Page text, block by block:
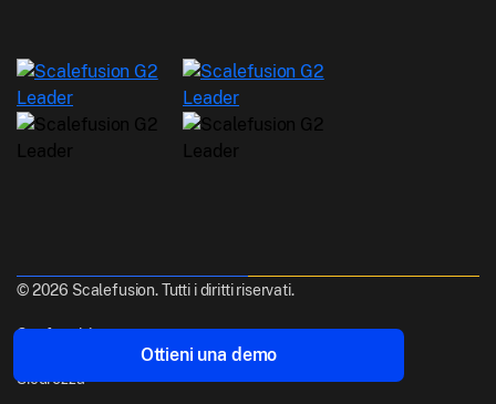
© 2026 Scalefusion. Tutti i diritti riservati.
Conformità
Sicurezza
Ottieni una demo